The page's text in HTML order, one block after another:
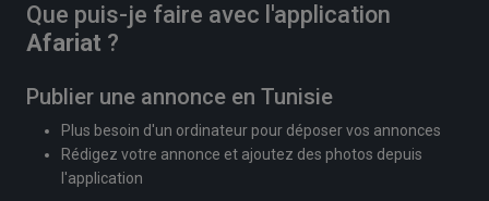
Que puis-je faire avec l'application
Afariat ?
Publier une annonce en Tunisie
Plus besoin d'un ordinateur pour déposer vos annonces
Rédigez votre annonce et ajoutez des photos depuis
l'application